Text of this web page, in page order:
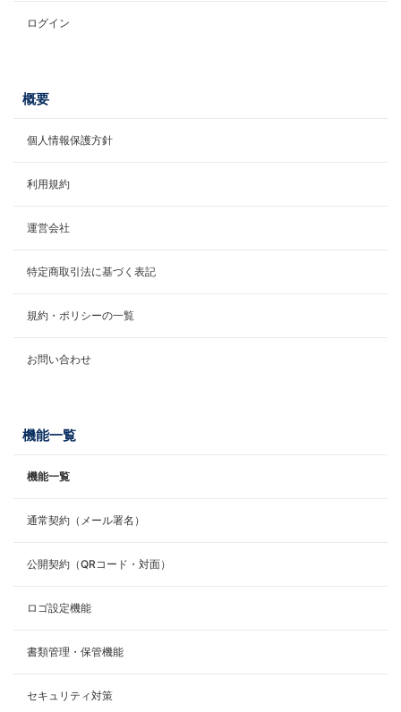
ログイン
概要
個人情報保護方針
利用規約
運営会社
特定商取引法に基づく表記
規約・ポリシーの一覧
お問い合わせ
機能一覧
機能一覧
通常契約（メール署名）
公開契約（QRコード・対面）
ロゴ設定機能
書類管理・保管機能
セキュリティ対策